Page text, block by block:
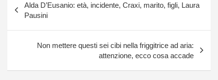
articoli
Alda D’Eusanio: età, incidente, Craxi, marito, figli, Laura
Pausini
Non mettere questi sei cibi nella friggitrice ad aria:
attenzione, ecco cosa accade